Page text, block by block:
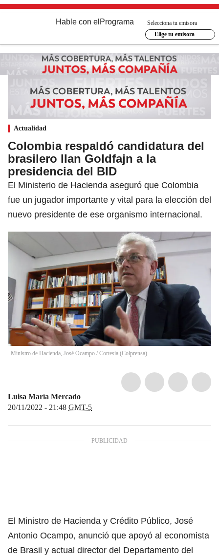
Hable con el Programa
Selecciona tu emisora
Elige tu emisora
Actualidad
Colombia respaldó candidatura del
brasilero IIan Goldfajn a la
presidencia del BID
El Ministerio de Hacienda aseguró que Colombia
fue un jugador importante y vital para la elección del
nuevo presidente de ese organismo internacional.
Ministro de Hacienda, José Ocampo / Cortesía (Colprensa)
Luisa María Mercado
20/11/2022 - 21:48 GMT-5
El Ministro de Hacienda y Crédito Público, José
Antonio Ocampo, anunció que apoyó al economista
de Brasil y actual director del Departamento del